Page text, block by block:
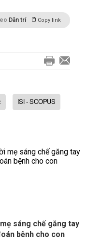
Dân trí Copy link
ISI - SCOPUS
sáng chế găng tay
bệnh cho con